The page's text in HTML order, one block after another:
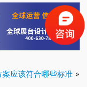
应该符合哪些标准 »